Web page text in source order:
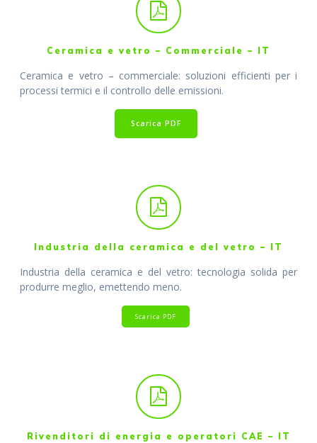
Ceramica e vetro – Commerciale – IT
Ceramica e vetro – commerciale: soluzioni efficienti per i
processi termici e il controllo delle emissioni.
Scarica PDF
Industria della ceramica e del vetro – IT
Industria della ceramica e del vetro: tecnologia solida per
produrre meglio, emettendo meno.
Scarica PDF
Rivenditori di energia e operatori CAE – IT